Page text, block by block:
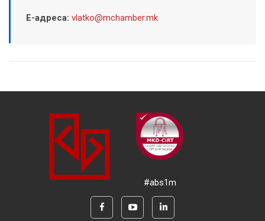
Е-адреса: vlatko@mchamber.mk
#abs1m